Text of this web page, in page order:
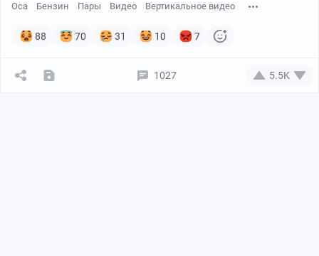
Оса Бензин Пары Видео Вертикальное видео
88 70 31 10 7
1027 5.5K